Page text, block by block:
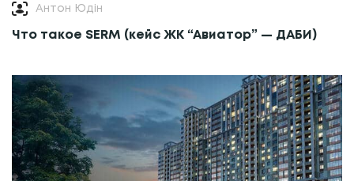
Антон Юдін
Что такое SERM (кейс ЖК “Авиатор” — ДАБИ)